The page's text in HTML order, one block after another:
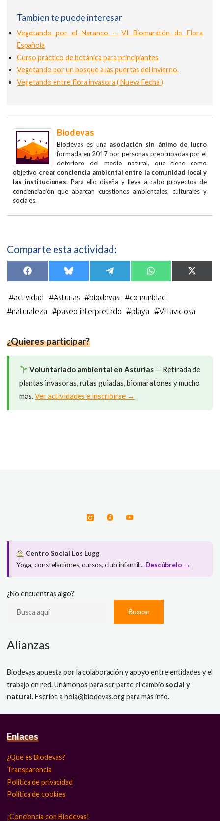
Tambien te puede interesar
Vegetando por el Naranco – VI Biomaratón de Flora
Española
Curso práctico de botánica para principiantes
Vegetando por un bosque a las puertas del invierno.
Vegetando entre flora invasora ( Nueva Fecha )
Biodevas
Biodevas es una asociación sin ánimo de lucro
formada en 2017 por personas preocupadas por el
deterioro del medio natural, que tiene como
objetivo crear conciencia ambiental entre la comunidad local y
las instituciones. Para ello diseña y lleva a cabo proyectos de
concienciación que abarcan cuestiones ambientales, culturales y
sociales.
Comparte esta actividad:
Compartir
en
F
a
e
b
o
o
Compartir
en
B
l
e
s
k
y
Compartir
en
e
e
g
r
a
Compartir
en
h
t
s
A
p
en
(
#actividad #Asturias #biodevas #comunidad
#naturaleza #paseo interpretado #playa #Villaviciosa
¿Quieres participar?
Voluntariado ambiental en Asturias— Retirada de
plantas invasoras, rutas guiadas, biomaratones y mucho
más.Ver actividades e inscribirse →
Centro Social Los Lugg
Yoga, constelaciones, cursos, club infantil... Descúbrelo →
¿No encuentras algo?
Buscar
Alianzas
Biodevas apuesta por la colaboración y apoyo entre entidades y el
trabajo en red. Unámonos para ser parte el cambio social y
natural. Escribe ahola@biodevas.orgpara más info.
Enlaces
¿Qué es Biodevas?
Transparencia
Política de privacidad
Política de cookies
¡Conciencia con Biodevas!